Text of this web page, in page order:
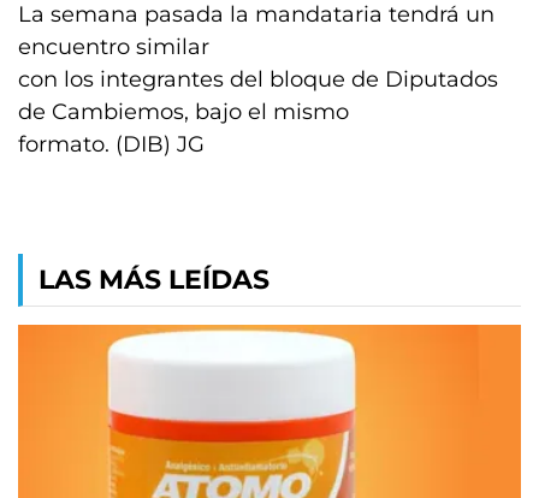
La semana pasada la mandataria tendrá un
encuentro similar
con los integrantes del bloque de Diputados
de Cambiemos, bajo el mismo
formato. (DIB) JG
LAS MÁS LEÍDAS